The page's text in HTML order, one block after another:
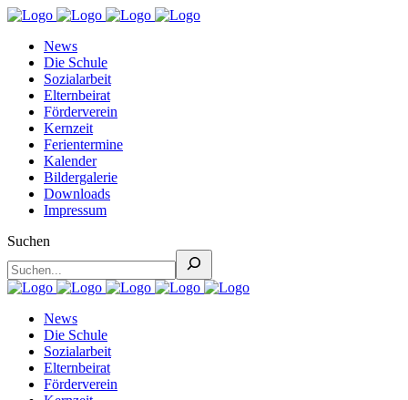
News
Die Schule
Sozialarbeit
Elternbeirat
Förderverein
Kernzeit
Ferientermine
Kalender
Bildergalerie
Downloads
Impressum
Suchen
News
Die Schule
Sozialarbeit
Elternbeirat
Förderverein